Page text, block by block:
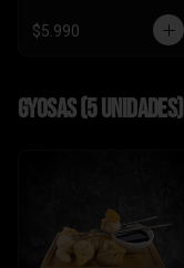
$5.990
Gyosas (5 unidades)